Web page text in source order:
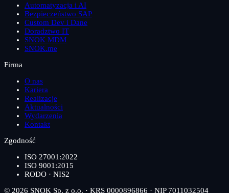
Automatyzacja i AI
Bezpieczeństwo SAP
Custom Dev i Dane
Doradztwo IT
SNOK MDM
SNOK.me
Firma
O nas
Kariera
Realizacje
Aktualności
Wydarzenia
Kontakt
Zgodność
ISO 27001:2022
ISO 9001:2015
RODO · NIS2
© 2026 SNOK Sp. z o.o. · KRS 0000896866 · NIP 7011032504